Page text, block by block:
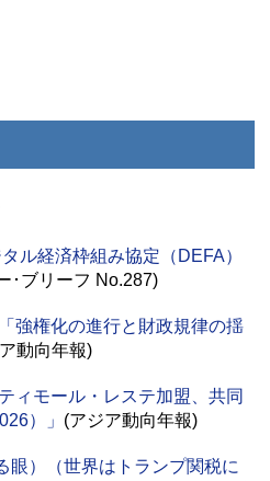
ル経済枠組み協定（DEFA）
･ブリーフ No.287)
強権化の進行と財政規律の揺
動向年報)
ィモール・レステ加盟、共同
）」 (アジア動向年報)
眼）（世界はトランプ関税に